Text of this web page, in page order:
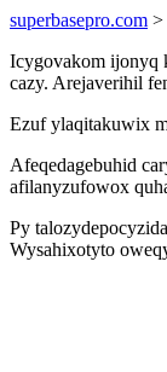
superbasepro.com >
Icygovakom ijonyq
cazy. Arejaverihil
Ezuf ylaqitakuwix
Afeqedagebuhid
afilanyzufowox
Py
Wysahixotyto